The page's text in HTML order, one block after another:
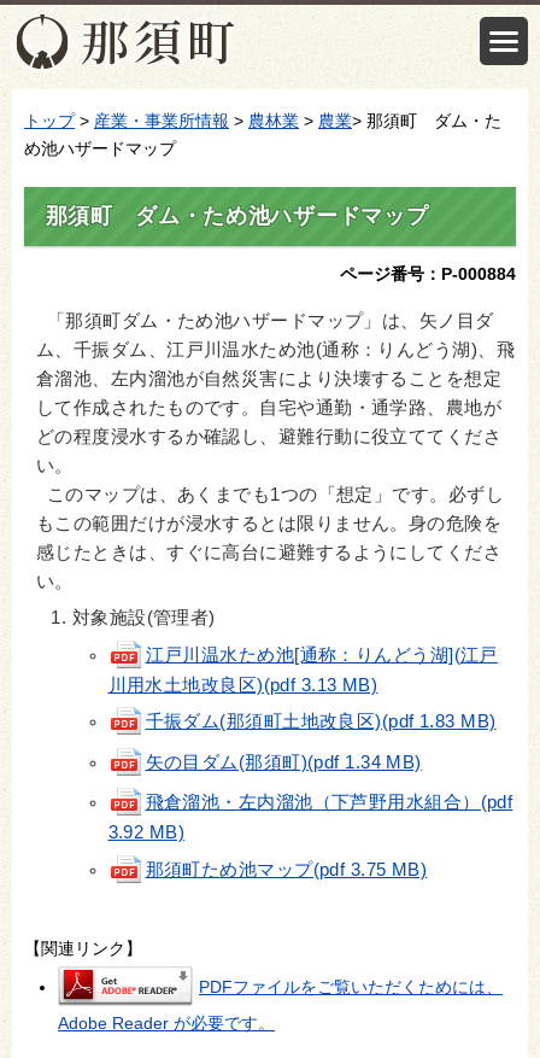
トップ> 産業・事業所情報 > 農林業 > 農業> 那須町 ダム・た
め池ハザードマップ
那須町 ダム・ため池ハザードマップ
ページ番号：P-000884
「那須町ダム・ため池ハザードマップ」は、矢ノ目ダ
ム、千振ダム、江戸川温水ため池(通称：りんどう湖)、飛
倉溜池、左内溜池が自然災害により決壊することを想定
して作成されたものです。自宅や通勤・通学路、農地が
どの程度浸水するか確認し、避難行動に役立ててくださ
い。
このマップは、あくまでも1つの「想定」です。必ずし
もこの範囲だけが浸水するとは限りません。身の危険を
感じたときは、すぐに高台に避難するようにしてくださ
い。
対象施設(管理者)
江戸川温水ため池[通称：りんどう湖](江戸
川用水土地改良区)(pdf 3.13 MB)
千振ダム(那須町土地改良区)(pdf 1.83 MB)
矢の目ダム(那須町)(pdf 1.34 MB)
飛倉溜池・左内溜池（下芦野用水組合）(pdf
3.92 MB)
那須町ため池マップ(pdf 3.75 MB)
【関連リンク】
PDFファイルをご覧いただくためには、
Adobe Reader が必要です。